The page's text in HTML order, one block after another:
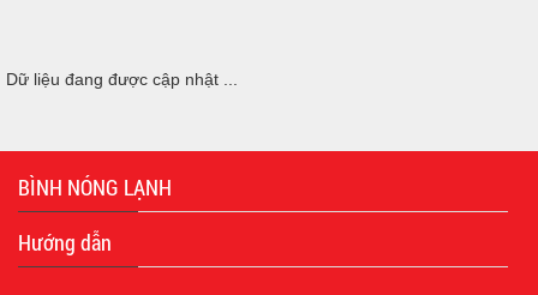
Dữ liệu đang được cập nhật ...
BÌNH NÓNG LẠNH
Hướng dẫn